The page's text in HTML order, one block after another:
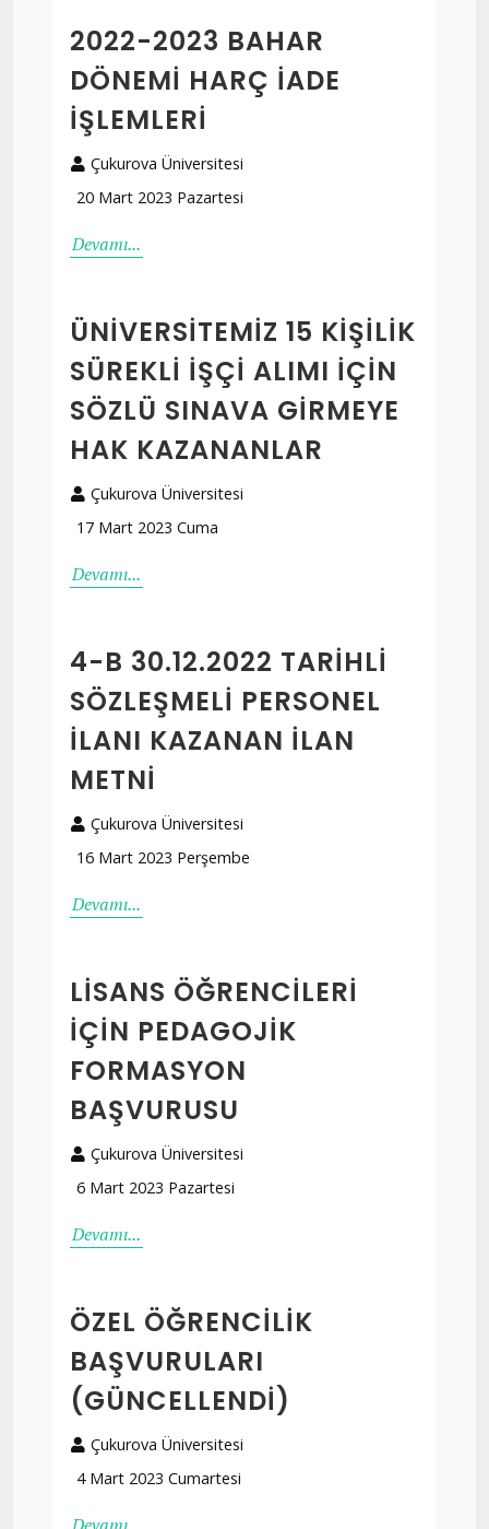
2022-2023 BAHAR
DÖNEMI HARÇ İADE
İŞLEMLERI
Çukurova Üniversitesi
20 Mart 2023 Pazartesi
Devamı...
ÜNIVERSITEMIZ 15 KIŞILIK
SÜREKLI İŞÇI ALIMI İÇIN
SÖZLÜ SINAVA GIRMEYE
HAK KAZANANLAR
Çukurova Üniversitesi
17 Mart 2023 Cuma
Devamı...
4-B 30.12.2022 TARİHLİ
SÖZLEŞMELİ PERSONEL
İLANI KAZANAN İLAN
METNİ
Çukurova Üniversitesi
16 Mart 2023 Perşembe
Devamı...
LISANS ÖĞRENCILERI
IÇIN PEDAGOJIK
FORMASYON
BAŞVURUSU
Çukurova Üniversitesi
6 Mart 2023 Pazartesi
Devamı...
ÖZEL ÖĞRENCILIK
BAŞVURULARI
(GÜNCELLENDI)
Çukurova Üniversitesi
4 Mart 2023 Cumartesi